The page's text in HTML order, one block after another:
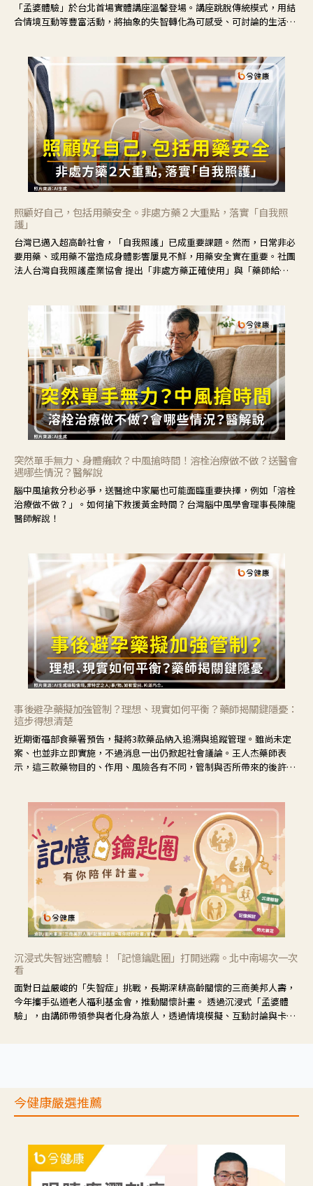
「孟婆體驗」於台北首場實體講座溫馨登場。講座跳脫傳統模式，用結
合情境互動等豐富活動，將抽象的失智轉化為可感受、可討論的生活情
照顧好自己，包括用藥安全。非處方藥２大重點，落實「自我照
護」
台灣已邁入超高齡社會，「自我照護」已成重要課題。然而，日常非必
要用藥、或用藥不當造成身體影響屢見不鮮，用藥安全實在重要。社團
法人台灣自我照護產業協會 提出「非處方藥正確使用」與「藥師給
突然單手無力、身體癱軟？中風搶時間！溶栓治療做不做？送醫會
遇哪些情況？醫解說
腦中風搶救分秒必爭，送醫途中家屬也可能面臨重要抉擇，例如「溶栓
治療做不做？」。如何搶下救援黃金時間？台灣腦中風學會理事長陳龍
醫師解說！
事後避孕藥擬加強管制？理想、現實如何平衡？藥師揭關鍵隱憂：
這步得想清楚
近期衛福部食藥署預告，擬將3款藥品納入追溯與追蹤管理。雖尚未定
案、也並非立即實施，不過消息一出仍掀起社會議論。王人杰藥師表
示，這三款藥物目的、作用、風險各有不同，管制與否所帶來的後許影
沉浸式失智迷宮體驗！「記憶鑰匙圈」打開迷霧。北中南場次一次
看
面對日益嚴峻的「失智症」挑戰，長期深耕高齡關懷的三商美邦人壽，
今年攜手弘道老人福利基金會，推動關懷計畫。 透過沉浸式「孟婆體
驗」，由講師帶領參與者化身為旅人，透過情境模擬、互動討論與卡牌
今健康嚴選推薦